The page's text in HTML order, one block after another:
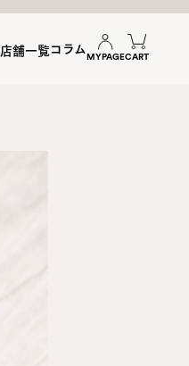
店舗一覧コラムMYPAGECART